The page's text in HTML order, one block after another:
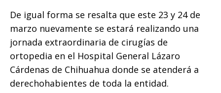
De igual forma se resalta que este 23 y 24 de
marzo nuevamente se estará realizando una
jornada extraordinaria de cirugías de
ortopedia en el Hospital General Lázaro
Cárdenas de Chihuahua donde se atenderá a
derechohabientes de toda la entidad.